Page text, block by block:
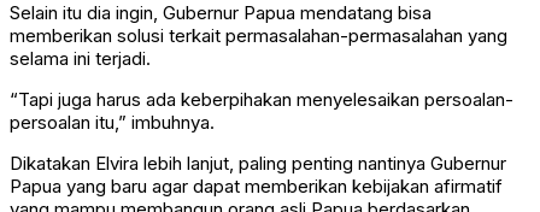
Selain itu dia ingin, Gubernur Papua mendatang bisa
memberikan solusi terkait permasalahan-permasalahan yang
selama ini terjadi.
“Tapi juga harus ada keberpihakan menyelesaikan persoalan-
persoalan itu,” imbuhnya.
Dikatakan Elvira lebih lanjut, paling penting nantinya Gubernur
Papua yang baru agar dapat memberikan kebijakan afirmatif